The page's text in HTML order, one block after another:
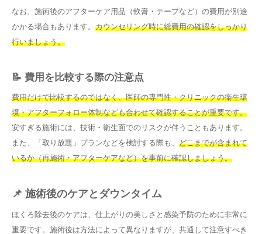
なお、施術後のアフターケア用品（軟膏・テープなど）の費用が別途
かかる場合もあります。 カウンセリング時に総費用の確認をしっかり
行いましょう。
📝 費用を比較する際の注意点
費用だけで比較するのではなく、医師の専門性・クリニックの衛生環
境・アフターフォロー体制なども合わせて確認することが重要です。
安すぎる施術には、技術・衛生面でのリスクが伴うこともあります。
また、「取り放題」プランなどを検討する際も、 どこまでが含まれて
いるか（再施術・アフターケアなど）を事前に確認しましょう。
📌 施術後のケアとダウンタイム
ほくろ除去後のケアは、仕上がりの美しさと感染予防のために非常に
重要です。施術後は方法によって異なりますが、共通して注意すべき